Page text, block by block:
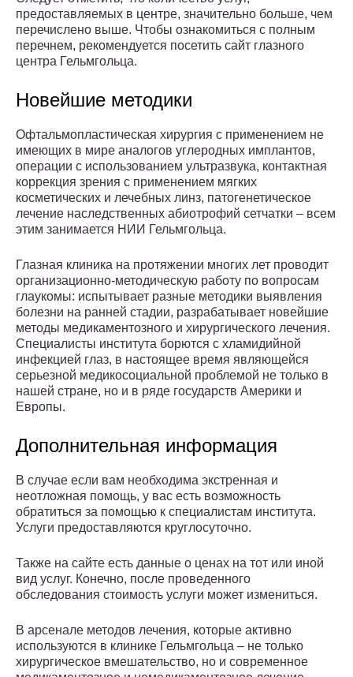
предоставляемых в центре, значительно больше, чем
перечислено выше. Чтобы ознакомиться с полным
перечнем, рекомендуется посетить сайт глазного
центра Гельмгольца.
Новейшие методики
Офтальмопластическая хирургия с применением не
имеющих в мире аналогов углеродных имплантов,
операции с использованием ультразвука, контактная
коррекция зрения с применением мягких
косметических и лечебных линз, патогенетическое
лечение наследственных абиотрофий сетчатки – всем
этим занимается НИИ Гельмгольца.
Глазная клиника на протяжении многих лет проводит
организационно-методическую работу по вопросам
глаукомы: испытывает разные методики выявления
болезни на ранней стадии, разрабатывает новейшие
методы медикаментозного и хирургического лечения.
Специалисты института борются с хламидийной
инфекцией глаз, в настоящее время являющейся
серьезной медикосоциальной проблемой не только в
нашей стране, но и в ряде государств Америки и
Европы.
Дополнительная информация
В случае если вам необходима экстренная и
неотложная помощь, у вас есть возможность
обратиться за помощью к специалистам института.
Услуги предоставляются круглосуточно.
Также на сайте есть данные о ценах на тот или иной
вид услуг. Конечно, после проведенного
обследования стоимость услуги может измениться.
В арсенале методов лечения, которые активно
используются в клинике Гельмгольца – не только
хирургическое вмешательство, но и современное